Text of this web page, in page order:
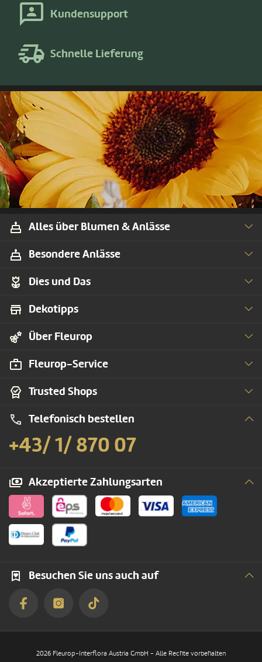
Kundensupport
Schnelle Lieferung
Alles über Blumen & Anlässe
Trusted Shops
Telefonisch bestellen
+43/ 1/ 870 07
Dies und Das
Besondere Anlässe
Über Fleurop
Akzeptierte Zahlungsarten
Dekotipps
Fleurop-Service
Besuchen Sie uns auch auf
2026 Fleurop-Interflora Austria GmbH - Alle Rechte vorbehalten